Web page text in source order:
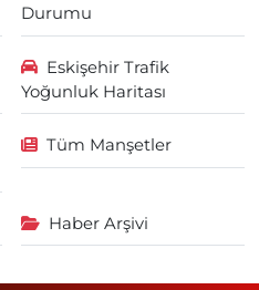
Durumu
Eskişehir Trafik
Yoğunluk Haritası
Tüm Manşetler
Haber Arşivi